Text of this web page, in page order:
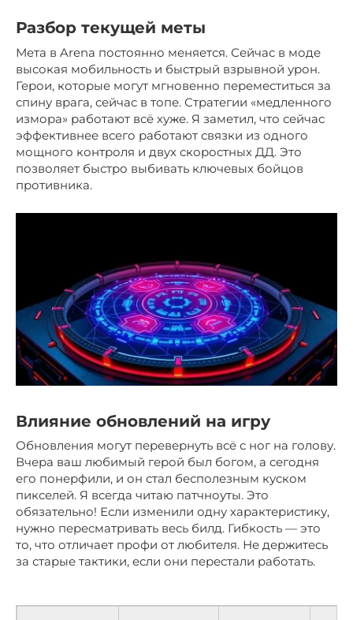
Разбор текущей меты
Мета в Arena постоянно меняется. Сейчас в моде
высокая мобильность и быстрый взрывной урон.
Герои, которые могут мгновенно переместиться за
спину врага, сейчас в топе. Стратегии «медленного
измора» работают всё хуже. Я заметил, что сейчас
эффективнее всего работают связки из одного
мощного контроля и двух скоростных ДД. Это
позволяет быстро выбивать ключевых бойцов
противника.
Влияние обновлений на игру
Обновления могут перевернуть всё с ног на голову.
Вчера ваш любимый герой был богом, а сегодня
его понерфили, и он стал бесполезным куском
пикселей. Я всегда читаю патчноуты. Это
обязательно! Если изменили одну характеристику,
нужно пересматривать весь билд. Гибкость — это
то, что отличает профи от любителя. Не держитесь
за старые тактики, если они перестали работать.